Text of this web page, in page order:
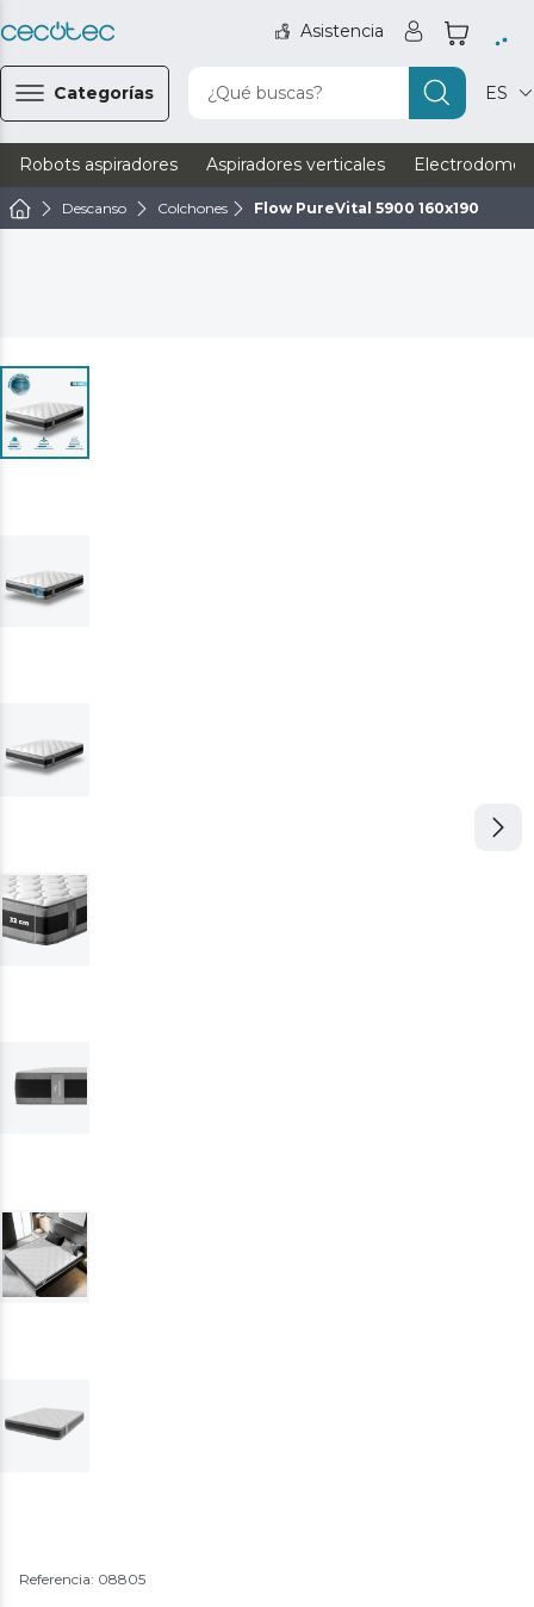
Asistencia
Categorías ¿Qué buscas? ES
Robots aspiradores Aspiradores verticales
Descanso Colchones Flow PureVital 5900 160x190
Referencia: 08805